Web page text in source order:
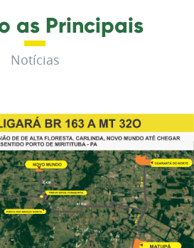
as Principais
Notícias